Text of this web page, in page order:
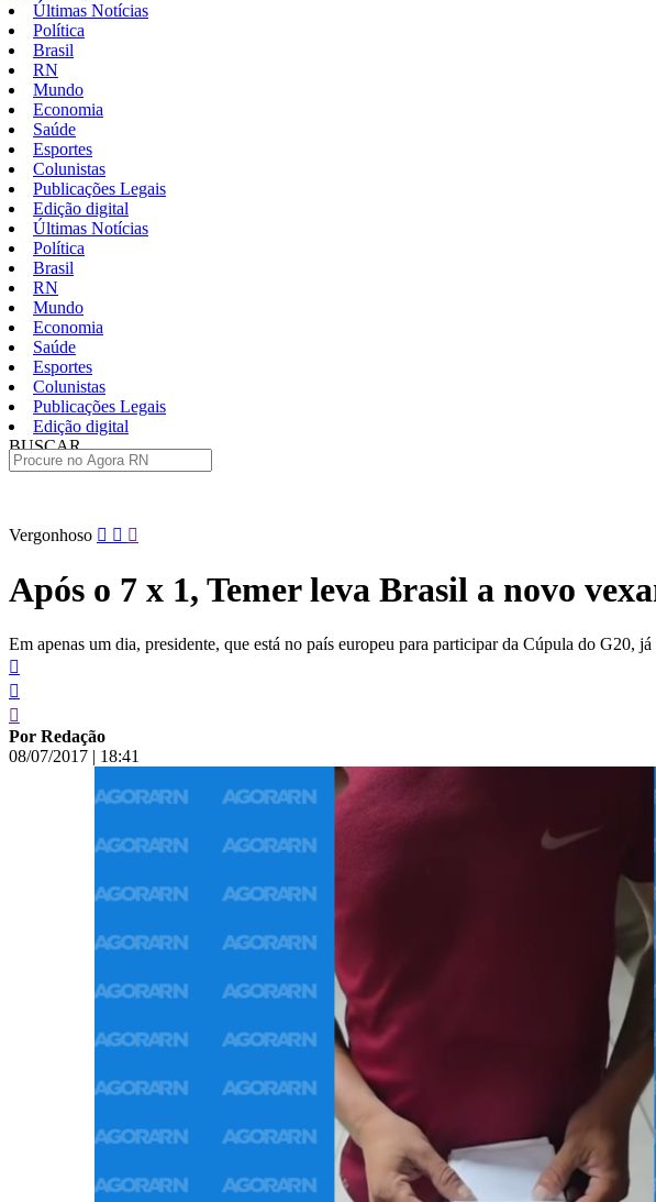
Últimas Notícias
Política
Brasil
RN
Mundo
Economia
Saúde
Esportes
Colunistas
Publicações Legais
Edição digital
Últimas Notícias
Política
Brasil
RN
Mundo
Economia
Saúde
Esportes
Colunistas
Publicações Legais
Edição digital
BUSCAR
Pular
para
conteúdo
Vergonhoso
Após o 7 x 1, Temer leva Brasil a novo
Em apenas um dia, presidente, que está no país europeu para participar da Cúpula do G20,
Por Redação
08/07/2017 | 18:41